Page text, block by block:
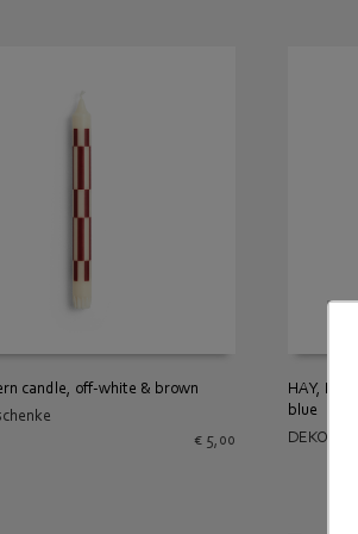
candle, off-white & brown
€5,00
HAY,
blue
DEKO